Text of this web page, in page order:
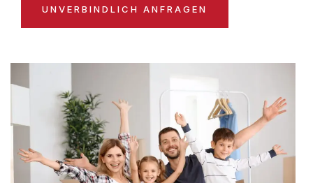
UNVERBINDLICH ANFRAGEN